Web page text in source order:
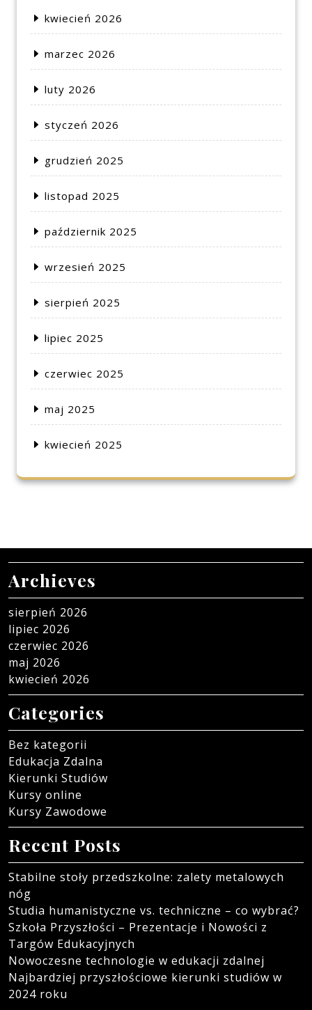
kwiecień 2026
marzec 2026
luty 2026
styczeń 2026
grudzień 2025
listopad 2025
październik 2025
wrzesień 2025
sierpień 2025
lipiec 2025
czerwiec 2025
maj 2025
kwiecień 2025
Archieves
sierpień 2026
lipiec 2026
czerwiec 2026
maj 2026
kwiecień 2026
Categories
Bez kategorii
Edukacja Zdalna
Kierunki Studiów
Kursy online
Kursy Zawodowe
Recent Posts
Stabilne stoły przedszkolne: zalety metalowych
nóg
Studia humanistyczne vs. techniczne – co wybrać?
Szkoła Przyszłości – Prezentacje i Nowości z
Targów Edukacyjnych
Nowoczesne technologie w edukacji zdalnej
Najbardziej przyszłościowe kierunki studiów w
2024 roku